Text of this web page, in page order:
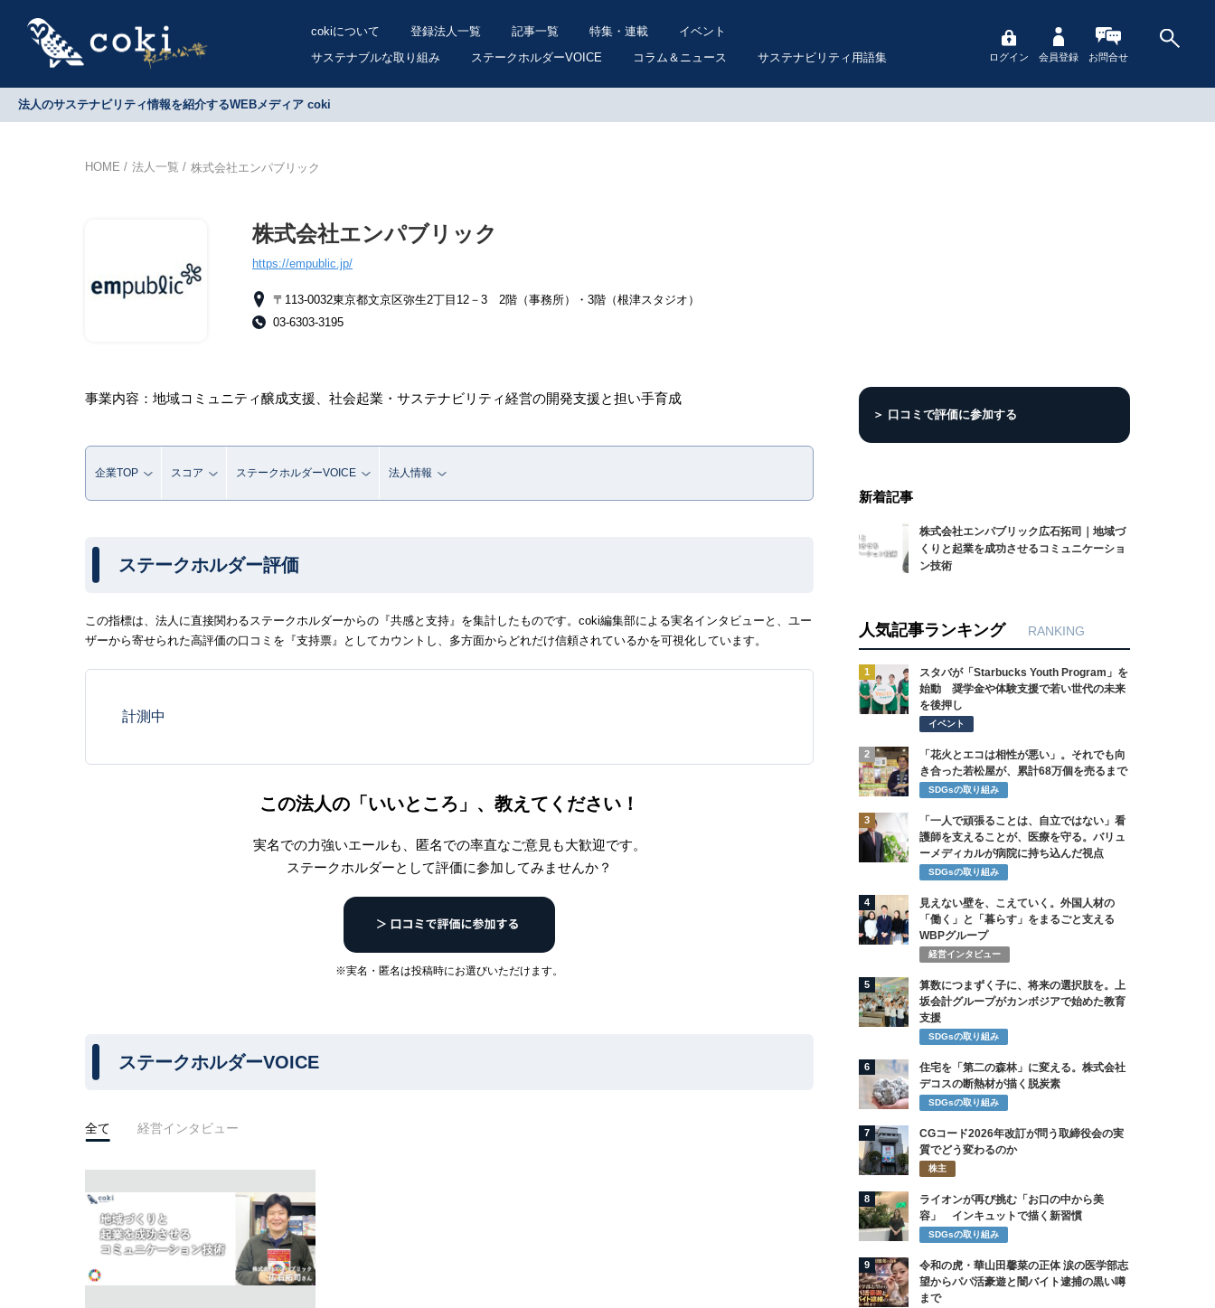
cokiについて 登録法人一覧 記事一覧 特集・連載
イベント
サステナブルな取り組み
ステークホルダーVOICE コラム＆ニュース サステナビリティ用語集 ログイン 会員登録 お問合せ
法人のサステナビリティ情報を紹介するWEBメディア coki
HOME 法人一覧 株式会社エンパブリック
株式会社エンパブリック
https://empublic.jp/
〒113-0032東京都文京区弥生2丁目12－3 2階（事務所）・3階（根津スタジオ）
03-6303-3195
事業内容：地域コミュニティ醸成支援、社会起業・サステナビリティ経営の開発支援と担い手育成
企業TOP スコア ステークホルダーVOICE 法人情報
ステークホルダー評価
この指標は、法人に直接関わるステークホルダーからの『共感と支持』を集計したものです。coki編集部による実名インタビューと、ユー
ザーから寄せられた高評価の口コミを『支持票』としてカウントし、多方面からどれだけ信頼されているかを可視化しています。
計測中
この法人の「いいところ」、 教えてください！
実名での力強いエールも、匿名での率直なご意見も大歓迎です。
ステークホルダーとして評価に参加してみませんか？
※実名・匿名は投稿時にお選びいただけます。
ステークホルダーVOICE
全て 経営インタビュー
＞ 口コミで評価に参加する
新着記事
株式会社エンパブリック広石拓司｜地域づ
くりと起業を成功させるコミュニケーショ
ン技術
人気記事ランキング RANKING
1
スタバが「Starbucks Youth Program」を
始動 奨学金や体験支援で若い世代の未来
を後押し
イベント
2
「花火とエコは相性が悪い」。それでも向
き合った若松屋が、累計68万個を売るまで
SDGsの取り組み
3
「一人で頑張ることは、自立ではない」看
護師を支えることが、医療を守る。バリュ
ーメディカルが病院に持ち込んだ視点
SDGsの取り組み
4
見えない壁を、こえていく。外国人材の
「働く」と「暮らす」をまるごと支える
WBPグループ
経営インタビュー
5
算数につまずく子に、将来の選択肢を。上
坂会計グループがカンボジアで始めた教育
支援
SDGsの取り組み
6
住宅を「第二の森林」に変える。株式会社
デコスの断熱材が描く脱炭素
SDGsの取り組み
7
CGコード2026年改訂が問う取締役会の実
質でどう変わるのか
株主
8
ライオンが再び挑む「お口の中から美
容」 インキュットで描く新習慣
SDGsの取り組み
9
令和の虎・華山田馨菜の正体 涙の医学部志
望からパパ活豪遊と闇バイト逮捕の黒い噂
まで